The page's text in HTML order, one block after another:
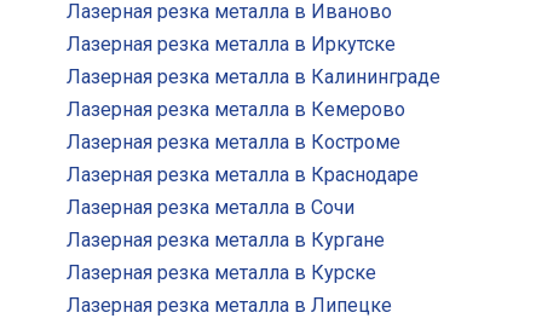
Лазерная резка металла в Иваново
Лазерная резка металла в Иркутске
Лазерная резка металла в Калининграде
Лазерная резка металла в Кемерово
Лазерная резка металла в Костроме
Лазерная резка металла в Краснодаре
Лазерная резка металла в Сочи
Лазерная резка металла в Кургане
Лазерная резка металла в Курске
Лазерная резка металла в Липецке